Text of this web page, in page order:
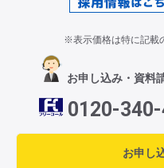
※表示価格は特に記載
お申し込み・資料
0120-
お申し